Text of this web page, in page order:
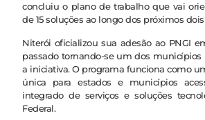
concluiu o plano de trabalho que vai
de 15 soluções ao longo dos próximos
Niterói oficializou sua adesão ao PNGI
passado tornando-se um dos municípios
a iniciativa. O programa funciona como
única para estados e municípios
integrado de serviços e soluções
Federal.